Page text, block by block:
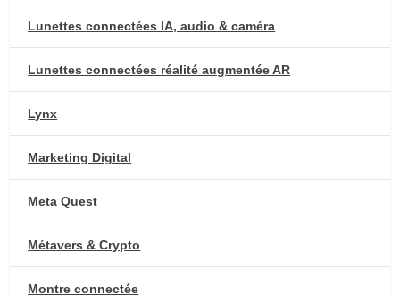
Lunettes connectées IA, audio & caméra
Lunettes connectées réalité augmentée AR
Lynx
Marketing Digital
Meta Quest
Métavers & Crypto
Montre connectée